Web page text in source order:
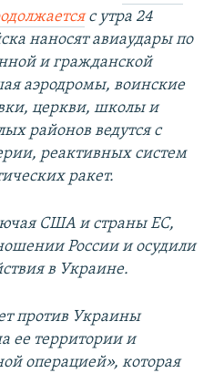
с утра 24
наносят авиаудары по
и гражданской
аэродромы, воинские
церкви, школы и
районов ведутся с
реактивных систем
ракет.
США и страны ЕС,
России и осудили
в Украине.
против Украины
ее территории и
операцией», которая